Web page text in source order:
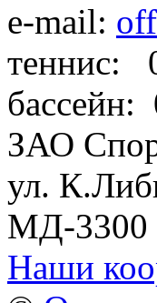
e-mail:
теннис:
бассейн:
ЗАО
ул.
МД-3300
Наши